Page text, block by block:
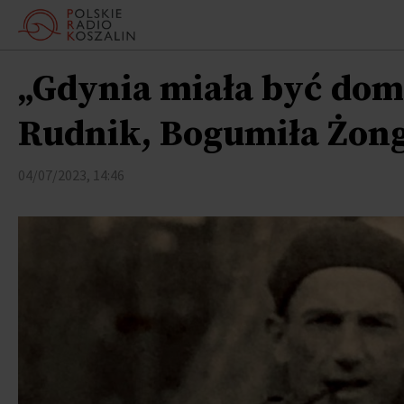
„Gdynia miała być
Rudnik, Bogumiła
04/07/2023, 14:46